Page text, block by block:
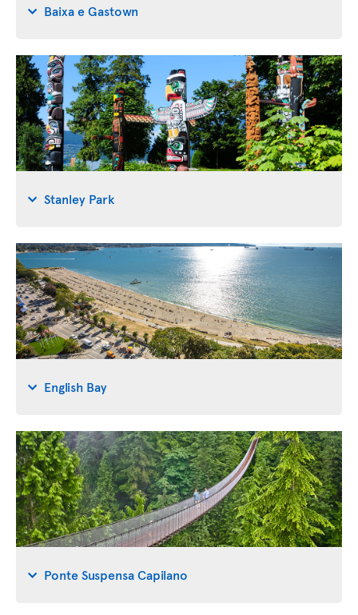
Baixa e Gastown
Stanley Park
English Bay
Ponte Suspensa Capilano